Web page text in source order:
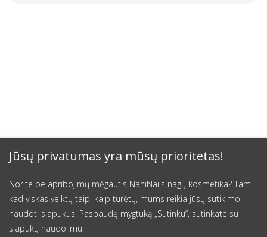
Jūsų privatumas yra mūsų prioritetas!
Norite be apribojimų mėgautis NaniNails nagų kosmetika? Tam,
kad viskas veiktų taip, kaip turėtų, mums reikia jūsų sutikimo
naudoti slapukus. Paspaudę mygtuką „Sutinku“, sutinkate su
slapukų naudojimu.